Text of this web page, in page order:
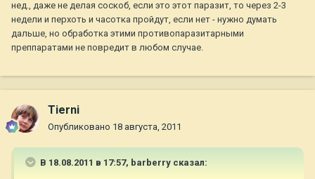
нед., даже не делая соскоб, если это этот паразит, то через 2-3
недели и перхоть и часотка пройдут, если нет - нужно думать
дальше, но обработка этими противопаразитарными
преппаратами не повредит в любом случае.
Tierni
Опубликовано 18 августа, 2011
В 18.08.2011 в 17:57, barberry сказал: